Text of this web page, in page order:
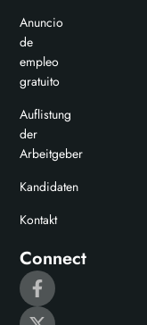
Anuncio
de
empleo
gratuito
Auflistung
der
Arbeitgeber
Kandidaten
Kontakt
Connect